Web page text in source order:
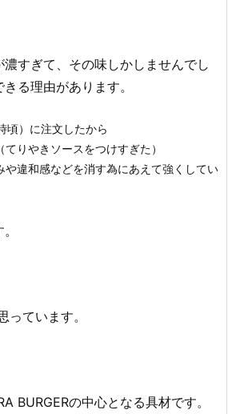
すぎて、その味しかしませんでし
る理由があります。
）に注文したから
りやきソースをつけすぎた）
違和感などを消す為にあえて強くしてい
ています。
BURGERの中心となる具材です。